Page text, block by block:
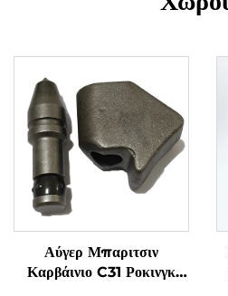
Αύγερ Μπαριτσιν
Καρβάινιο C31 Ροκινγκ